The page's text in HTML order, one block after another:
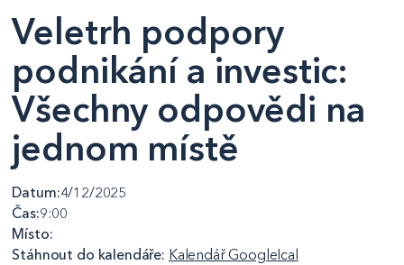
Veletrh podpory
podnikání a investic:
Všechny odpovědi na
jednom místě
Datum:4/12/2025
Čas:9:00
Místo:
Stáhnout do kalendáře: Kalendář GoogleIcal